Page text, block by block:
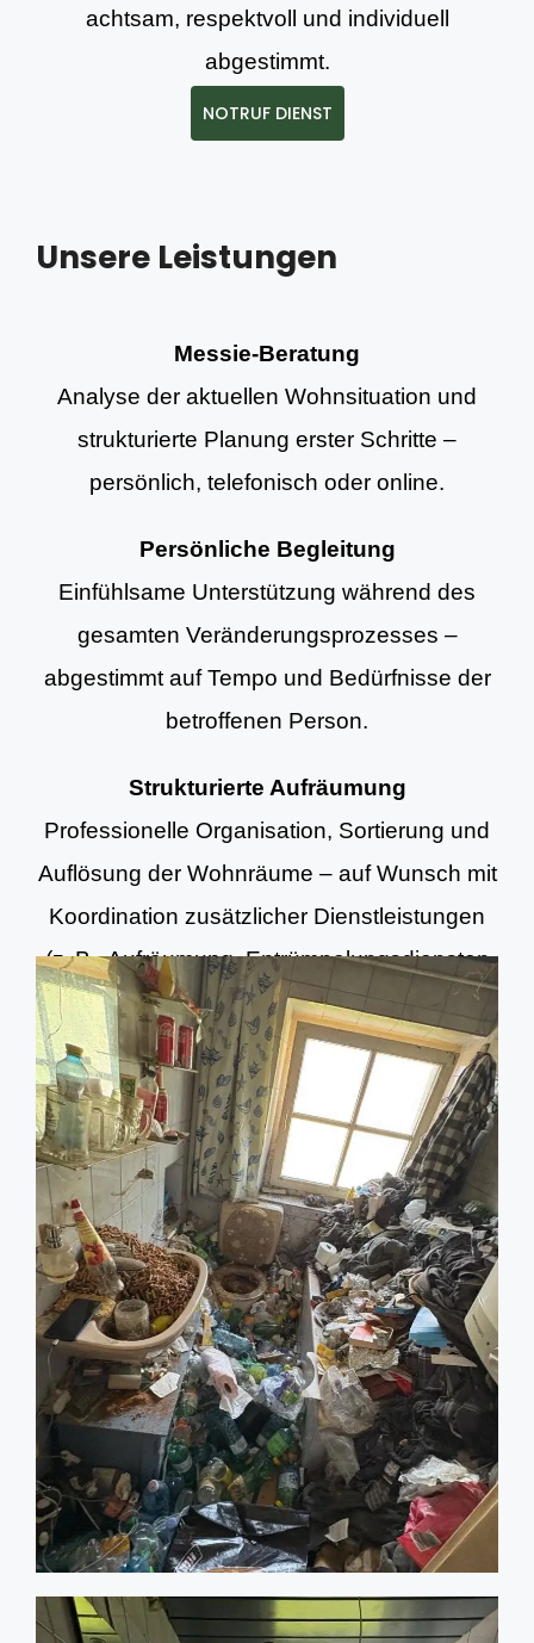
achtsam, respektvoll und individuell
abgestimmt.
NOTRUF DIENST
Unsere Leistungen
Messie-Beratung
Analyse der aktuellen Wohnsituation und
strukturierte Planung erster Schritte –
persönlich, telefonisch oder online.
Persönliche Begleitung
Einfühlsame Unterstützung während des
gesamten Veränderungsprozesses –
abgestimmt auf Tempo und Bedürfnisse der
betroffenen Person.
Strukturierte Aufräumung
Professionelle Organisation, Sortierung und
Auflösung der Wohnräume – auf Wunsch mit
Koordination zusätzlicher Dienstleistungen
(z. B. Aufräumung, Entrümpelungsdiensten
und Grundreinigung).